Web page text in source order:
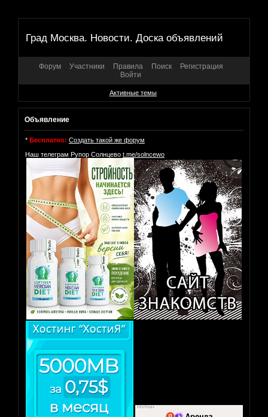
Град Москва. Новости. Доска объявлений
Форум Участники Правила Поиск
Регистрация
Войти
Активные темы
Объявление
* Бесплатно: Создать такой же форум
Наш телеграм Рупор Солнцево t.me/solncewo